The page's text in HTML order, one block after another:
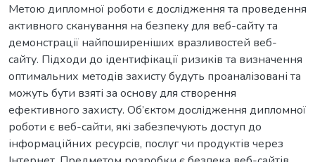
Метою дипломної роботи є дослідження та проведення
активного сканування на безпеку для веб-сайту та
демонстрації найпоширеніших вразливостей веб-
сайту. Підходи до ідентифікації ризиків та визначення
оптимальних методів захисту будуть проаналізовані та
можуть бути взяті за основу для створення
ефективного захисту. Об’єктом дослідження дипломної
роботи є веб-сайти, які забезпечують доступ до
інформаційних ресурсів, послуг чи продуктів через